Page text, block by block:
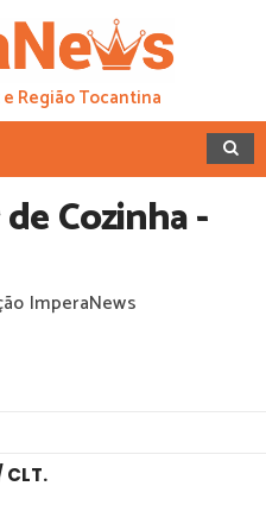
Região Tocantina
Cozinha -
ImperaNews
.